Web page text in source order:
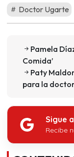
Doctor Ugarte
Pamela
Comida’
Paty
para la
Sigue
Recibe